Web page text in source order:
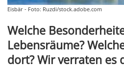
Eisbär - Foto: Ruzdi/stock.adobe.com
Welche
Lebensräume?
dort? Wir verraten es